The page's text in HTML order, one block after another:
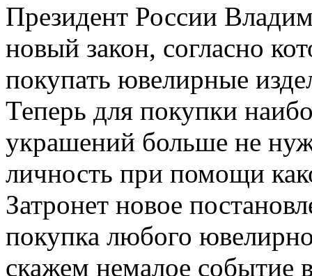
Президент России
новый закон, согласно
покупать ювелирные
Теперь для покупки
украшений больше не
личность при помощи
Затронет новое
покупка любого
скажем немалое